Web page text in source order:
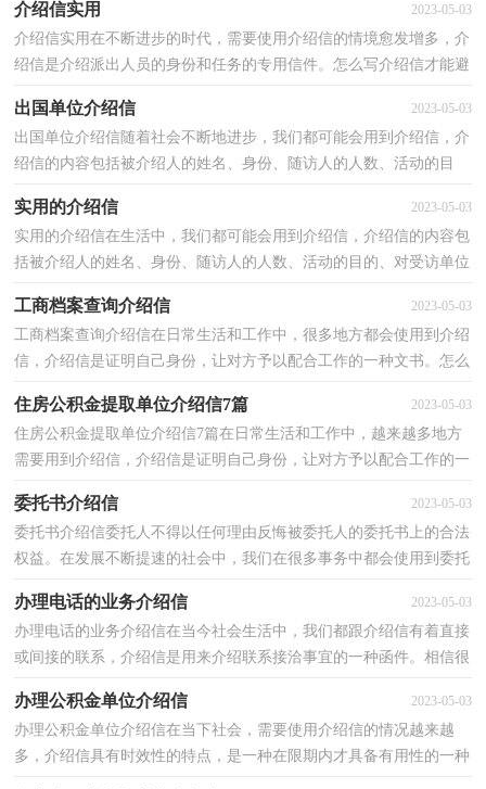
介绍信实用 2023-05-03
介绍信实用在不断进步的时代，需要使用介绍信的情境愈发增多，介
绍信是介绍派出人员的身份和任务的专用信件。怎么写介绍信才能避
出国单位介绍信 2023-05-03
出国单位介绍信随着社会不断地进步，我们都可能会用到介绍信，介
绍信的内容包括被介绍人的姓名、身份、随访人的人数、活动的目
实用的介绍信 2023-05-03
实用的介绍信在生活中，我们都可能会用到介绍信，介绍信的内容包
括被介绍人的姓名、身份、随访人的人数、活动的目的、对受访单位
工商档案查询介绍信 2023-05-03
工商档案查询介绍信在日常生活和工作中，很多地方都会使用到介绍
信，介绍信是证明自己身份，让对方予以配合工作的一种文书。怎么
住房公积金提取单位介绍信7篇 2023-05-03
住房公积金提取单位介绍信7篇在日常生活和工作中，越来越多地方
需要用到介绍信，介绍信是证明自己身份，让对方予以配合工作的一
委托书介绍信 2023-05-03
委托书介绍信委托人不得以任何理由反悔被委托人的委托书上的合法
权益。在发展不断提速的社会中，我们在很多事务中都会使用到委托
办理电话的业务介绍信 2023-05-03
办理电话的业务介绍信在当今社会生活中，我们都跟介绍信有着直接
或间接的联系，介绍信是用来介绍联系接洽事宜的一种函件。相信很
办理公积金单位介绍信 2023-05-03
办理公积金单位介绍信在当下社会，需要使用介绍信的情况越来越
多，介绍信具有时效性的特点，是一种在限期内才具备有用性的一种